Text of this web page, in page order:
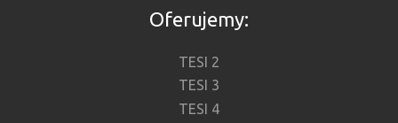
Oferujemy:
TESI 2
TESI 3
TESI 4